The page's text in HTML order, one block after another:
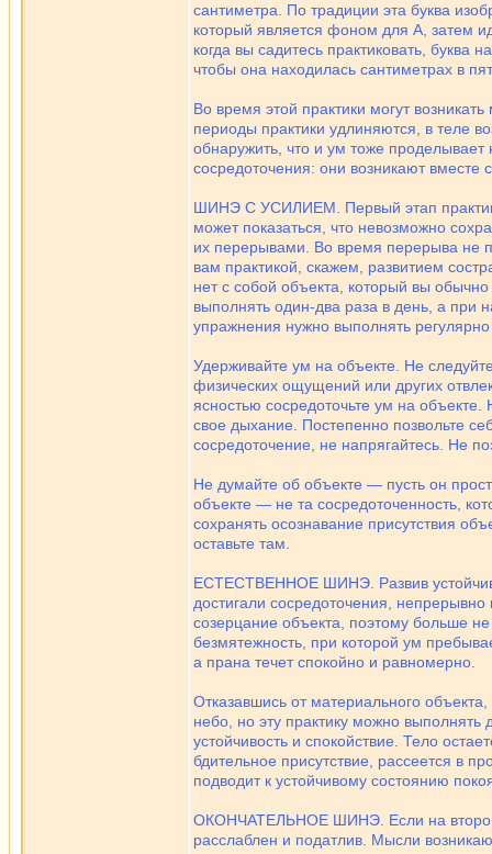
сантиметра. По традиции эта буква
который является фоном для А, затем
когда вы садитесь практиковать, буква
чтобы она находилась сантиметрах в
Во время этой практики могут
периоды практики удлиняются, в теле
обнаружить, что и ум тоже
сосредоточения: они возникают вместе
ШИНЭ С УСИЛИЕМ. Первый этап практики
может показаться, что невозможно
их перерывами. Во время перерыва не
вам практикой, скажем, развитием
нет с собой объекта, который вы обычно
выполнять один-два раза в день, а при
упражнения нужно выполнять
Удерживайте ум на объекте. Не
физических ощущений или других
ясностью сосредоточьте ум на
свое дыхание. Постепенно позвольте
сосредоточение, не напрягайтесь. Не
Не думайте об объекте — пусть он
объекте — не та сосредоточенность,
сохранять осознавание присутствия
оставьте там.
ЕСТЕСТВЕННОЕ ШИНЭ. Развив
достигали сосредоточения,
созерцание объекта, поэтому больше
безмятежность, при которой ум
а прана течет спокойно и равномерно.
Отказавшись от материального
небо, но эту практику можно
устойчивость и спокойствие. Тело
бдительное присутствие, рассеется в
подводит к устойчивому состоянию
ОКОНЧАТЕЛЬНОЕ ШИНЭ. Если на втором
расслаблен и податлив. Мысли